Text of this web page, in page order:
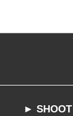
► SHOOT